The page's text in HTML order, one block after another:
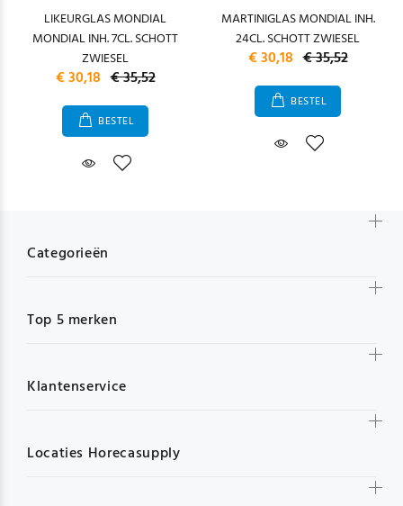
LIKEURGLAS MONDIAL
MONDIAL INH. 7CL. SCHOTT
ZWIESEL
€ 30,18 € 35,52
BESTEL
MARTINIGLAS MONDIAL INH.
24CL. SCHOTT ZWIESEL
€ 30,18 € 35,52
BESTEL
Categorieën
Top 5 merken
Klantenservice
Locaties Horecasupply